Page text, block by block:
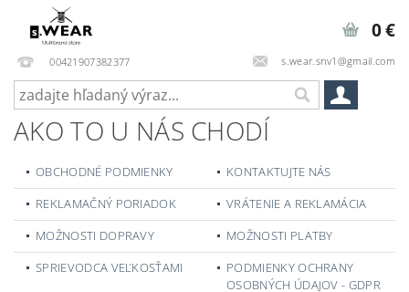
00421907382377 s.wear.snv1@gmail.com
0 €
AKO TO U NÁS CHODÍ
OBCHODNÉ PODMIENKY
KONTAKTUJTE NÁS
REKLAMAČNÝ PORIADOK
VRÁTENIE A REKLAMÁCIA
MOŽNOSTI DOPRAVY
MOŽNOSTI PLATBY
SPRIEVODCA VEĽKOSŤAMI
PODMIENKY OCHRANY
OSOBNÝCH ÚDAJOV - GDPR